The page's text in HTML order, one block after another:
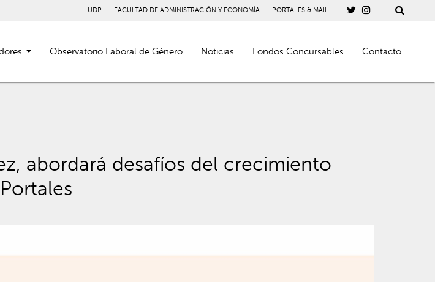
UDP FACULTAD DE ADMINISTRACIÓN Y ECONOMÍA PORTALES & MAIL
Observatorio Laboral de Género Noticias Fondos Concursables Contacto
abordará desafíos del crecimiento